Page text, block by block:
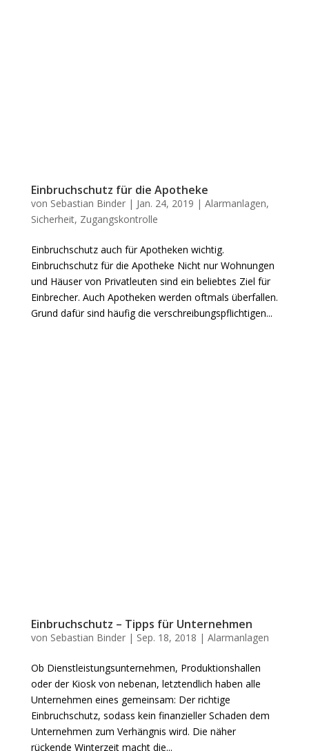
Einbruchschutz für die Apotheke
von Sebastian Binder| Jan. 24, 2019 | Alarmanlagen,
Sicherheit, Zugangskontrolle
Einbruchschutz auch für Apotheken wichtig.
Einbruchschutz für die Apotheke Nicht nur Wohnungen
und Häuser von Privatleuten sind ein beliebtes Ziel für
Einbrecher. Auch Apotheken werden oftmals überfallen.
Grund dafür sind häufig die verschreibungspflichtigen...
Einbruchschutz – Tipps für Unternehmen
von Sebastian Binder| Sep. 18, 2018 | Alarmanlagen
Ob Dienstleistungsunternehmen, Produktionshallen
oder der Kiosk von nebenan, letztendlich haben alle
Unternehmen eines gemeinsam: Der richtige
Einbruchschutz, sodass kein finanzieller Schaden dem
Unternehmen zum Verhängnis wird. Die näher
rückende Winterzeit macht die...